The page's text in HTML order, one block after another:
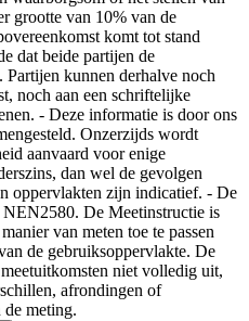
grootte van 10% van de
komt tot stand
dat beide partijen de
Partijen kunnen derhalve noch
noch aan een schriftelijke
- Deze informatie is door ons
Onzerzijds wordt
aanvaard voor enige
dan wel de gevolgen
oppervlakten zijn indicatief. - De
NEN2580. De Meetinstructie is
van meten toe te passen
de gebruiksoppervlakte. De
niet volledig uit,
afrondingen of
meting.